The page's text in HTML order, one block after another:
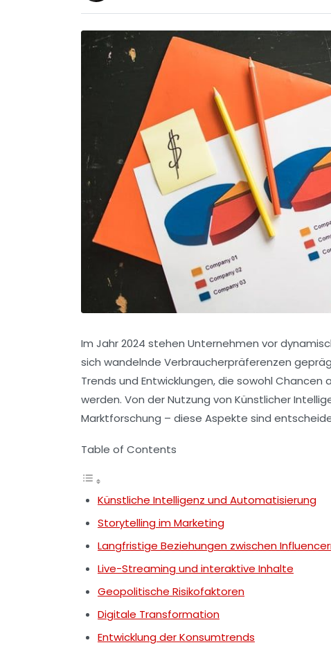
Im Jahr 2024 stehen Unternehmen vor
sich wandelnde Verbraucherpräferenzen
Trends und Entwicklungen, die sowohl Chancen
werden. Von der Nutzung von Künstlicher
Marktforschung – diese Aspekte sind
Table of Contents
Künstliche Intelligenz und Automatisierung
Storytelling im Marketing
Langfristige Beziehungen zwischen
Live-Streaming und interaktive Inhalte
Geopolitische Risikofaktoren
Digitale Transformation
Entwicklung der Konsumtrends